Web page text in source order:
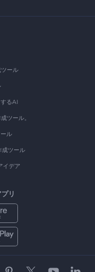
ール
るAI
ツール。
ル
ツール
イデア
リ